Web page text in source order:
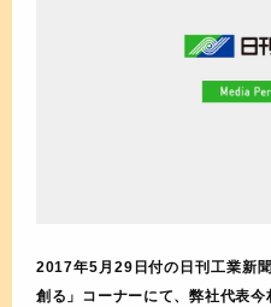
2017年5月29日付の日刊工業新
創る」コーナーにて、弊社代表今